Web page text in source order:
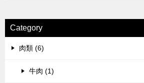
Category
肉類 (6)
牛肉 (1)